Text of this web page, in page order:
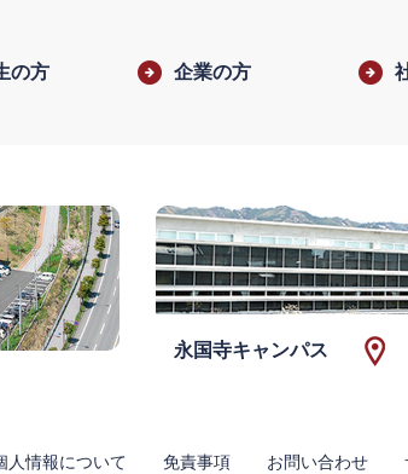
の方 企業の方
永国寺キャンパス
人情報について 免責事項 お問い合わせ